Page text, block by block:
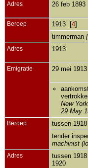
Adres 26 feb 1893
Beroep 1913 [4]
timmerman
Adres 1913
Emigratie 29 mei 1913
New
29 May
Beroep tussen
tender
machinist
Adres
tussen
1920